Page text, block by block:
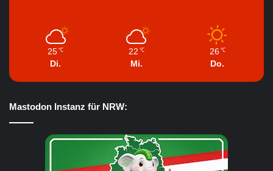
25 ℃
Di.
22 ℃
Mi.
26 ℃
Do.
Mastodon Instanz für NRW: